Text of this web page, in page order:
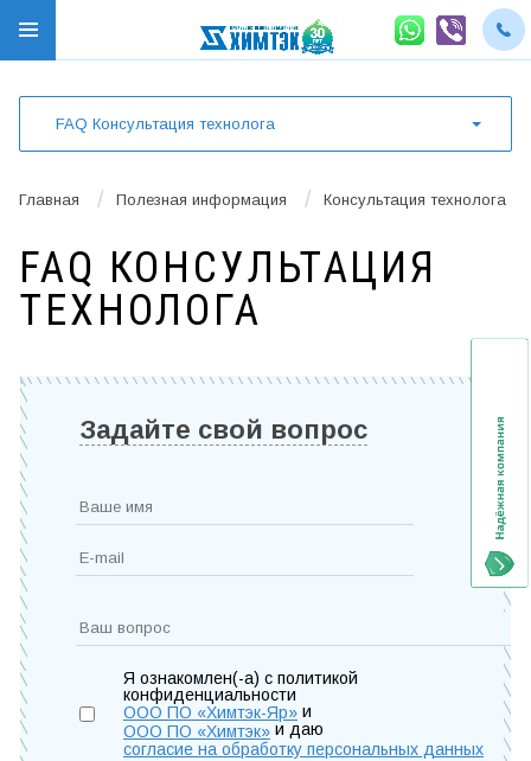
FAQ Консультация технолога
Главная / Полезная информация / Консультация технолога
FAQ КОНСУЛЬТАЦИЯ
ТЕХНОЛОГА
Задайте свой вопрос
Я ознакомлен(-а) с политикой
конфиденциальности
ООО ПО «Химтэк-Яр» и
ООО ПО «Химтэк» и даю
согласие на обработку персональных данных